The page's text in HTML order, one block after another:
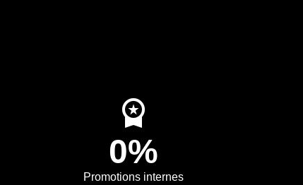
workspace_premium
0%
Promotions internes